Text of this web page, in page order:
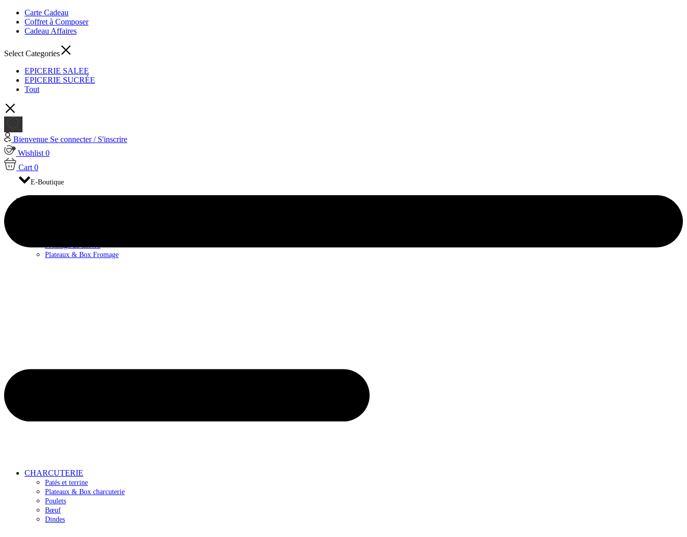
Carte Cadeau
Coffret à Composer
Cadeau Affaires
Select Categories
EPICERIE SALEE
EPICERIE SUCRÉE
Tout
Bienvenue Se connecter / S'inscrire
Wishlist 0
Cart 0
E-Boutique
FROMAGES
Fromage de chèvre
Plateaux & Box Fromage
CHARCUTERIE
Patés et terrine
Plateaux & Box charcuterie
Poulets
Bœuf
Dindes